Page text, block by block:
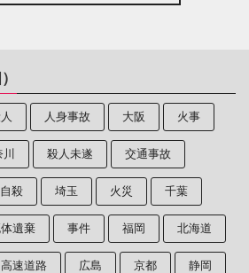
人身事故 大阪 火事
川 殺人未遂 交通事故
自殺 埼玉 火災 千葉
遺棄 事件 福岡 北海道
高速道路 広島 京都 静岡